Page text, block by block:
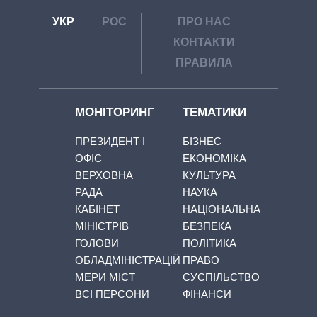
УКР РОС
ПРО НАС
КОНТАКТИ
ПРАВИЛА
МОНІТОРИНГ
ПРЕЗИДЕНТ І
ОФІС
ВЕРХОВНА
РАДА
КАБІНЕТ
МІНІСТРІВ
ГОЛОВИ
ОБЛАДМІНІСТРАЦІЙ
МЕРИ МІСТ
ВСІ ПЕРСОНИ
ТЕМАТИКИ
БІЗНЕС
ЕКОНОМІКА
КУЛЬТУРА
НАУКА
НАЦІОНАЛЬНА
БЕЗПЕКА
ПОЛІТИКА
ПРАВО
СУСПІЛЬСТВО
ФІНАНСИ